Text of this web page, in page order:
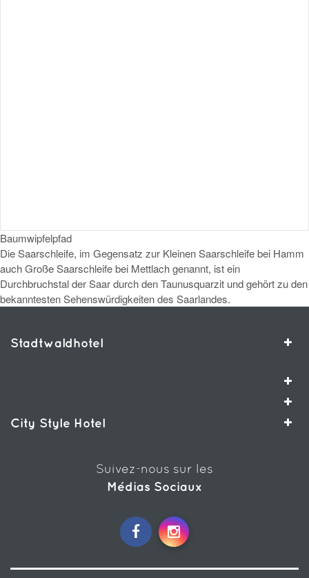
Baumwipfelpfad
Die Saarschleife, im Gegensatz zur Kleinen Saarschleife bei Hamm
auch Große Saarschleife bei Mettlach genannt, ist ein
Durchbruchstal der Saar durch den Taunusquarzit und gehört zu den
bekanntesten Sehenswürdigkeiten des Saarlandes.
Stadtwaldhotel
City Style Hotel
Suivez-nous sur les
Médias Sociaux